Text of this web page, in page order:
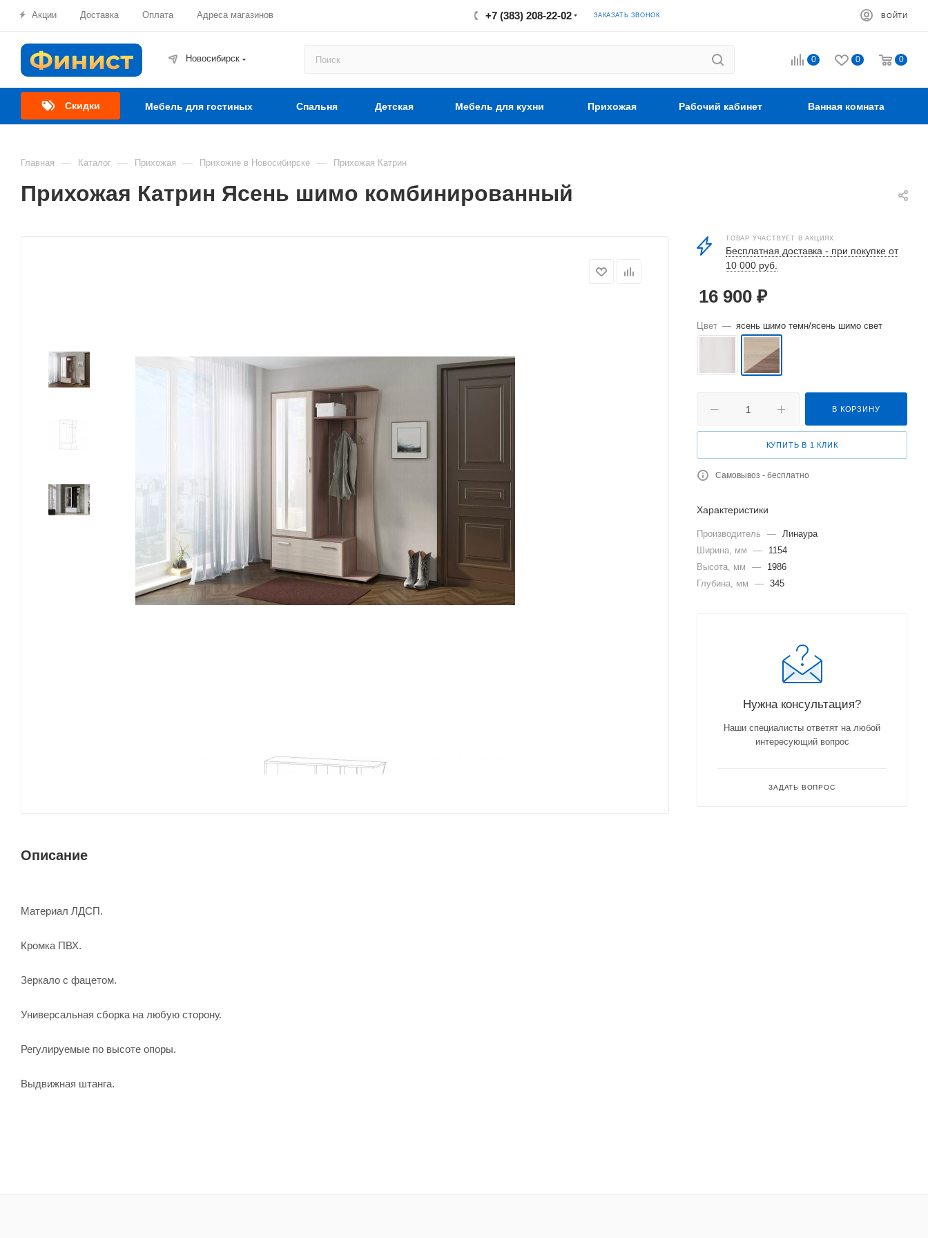
Акции Доставка Оплата Адреса магазинов +7 (383) 208-22-02 ЗАКАЗАТЬ ЗВОНОК ВОЙТИ
Новосибирск 0 0 0
Скидки Мебель для гостиных Спальня Детская Мебель для кухни Прихожая Рабочий кабинет Ванная комната
Главная — Каталог — Прихожая — Прихожие в Новосибирске — Прихожая Катрин
Прихожая Катрин Ясень шимо комбинированный
Описание
Материал ЛДСП.
Кромка ПВХ.
Зеркало с фацетом.
Универсальная сборка на любую сторону.
Регулируемые по высоте опоры.
Выдвижная штанга.
ТОВАР УЧАСТВУЕТ В АКЦИЯХ
Бесплатная доставка - при покупке от
10 000 руб.
16 900 ₽
Цвет — ясень шимо темн/ясень шимо свет
В КОРЗИНУ
КУПИТЬ В 1 КЛИК
Самовывоз - бесплатно
Характеристики
Производитель — Линаура
Ширина, мм
—
1154
Высота, мм
—
1986
Глубина, мм
— 345
Нужна консультация?
Наши специалисты ответят на любой
интересующий вопрос
ЗАДАТЬ ВОПРОС